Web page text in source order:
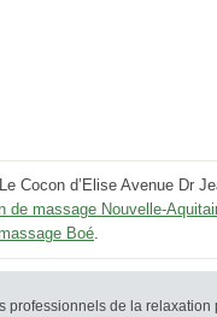
Cocon d’Elise Avenue Dr
de massage Nouvelle-
Boé.
professionnels de la relaxation